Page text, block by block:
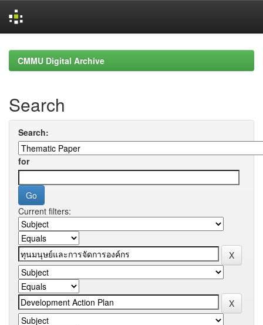
navigationCMMU Digital Archive
Search
Search:
for
Current filters: